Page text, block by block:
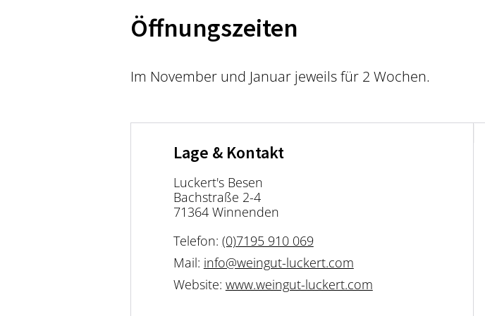
Öffnungszeiten
Im November und Januar jeweils für 2 Wochen.
Lage & Kontakt
Luckert's Besen
Bachstraße 2-4
71364 Winnenden
Telefon: (0)7195 910 069
Mail: info@weingut-luckert.com
Website: www.weingut-luckert.com